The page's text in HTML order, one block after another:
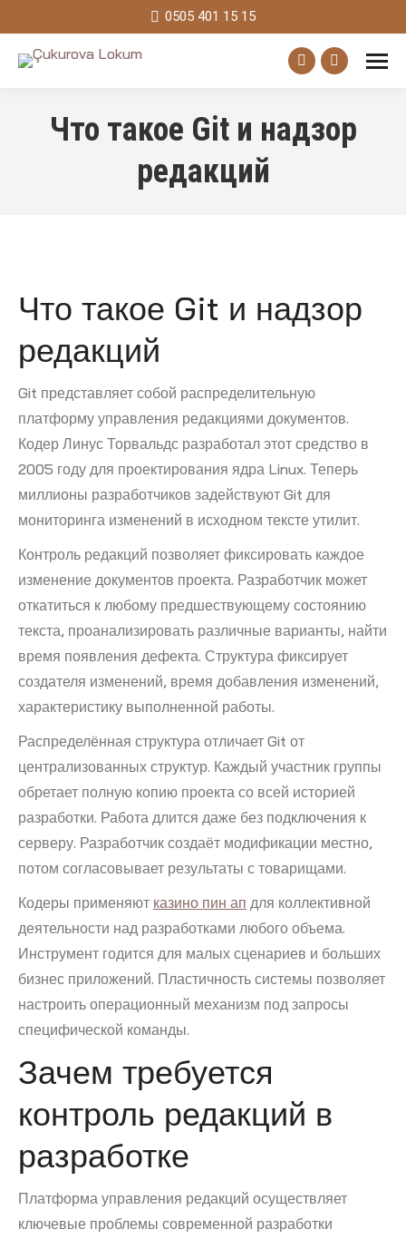
0505 401 15 15
Facebook
opens
Instagram
opens
Что такое Git и надзор
редакций
Что такое Git и надзор
редакций
Git представляет собой распределительную
платформу управления редакциями документов.
Кодер Линус Торвальдс разработал этот средство в
2005 году для проектирования ядра Linux. Теперь
миллионы разработчиков задействуют Git для
мониторинга изменений в исходном тексте утилит.
Контроль редакций позволяет фиксировать каждое
изменение документов проекта. Разработчик может
откатиться к любому предшествующему состоянию
текста, проанализировать различные варианты, найти
время появления дефекта. Структура фиксирует
создателя изменений, время добавления изменений,
характеристику выполненной работы.
Распределённая структура отличает Git от
централизованных структур. Каждый участник группы
обретает полную копию проекта со всей историей
разработки. Работа длится даже без подключения к
серверу. Разработчик создаёт модификации местно,
потом согласовывает результаты с товарищами.
Кодеры применяют казино пин ап для коллективной
деятельности над разработками любого объема.
Инструмент годится для малых сценариев и больших
бизнес приложений. Пластичность системы позволяет
настроить операционный механизм под запросы
специфической команды.
Зачем требуется
контроль редакций в
разработке
Платформа управления редакций осуществляет
ключевые проблемы современной разработки